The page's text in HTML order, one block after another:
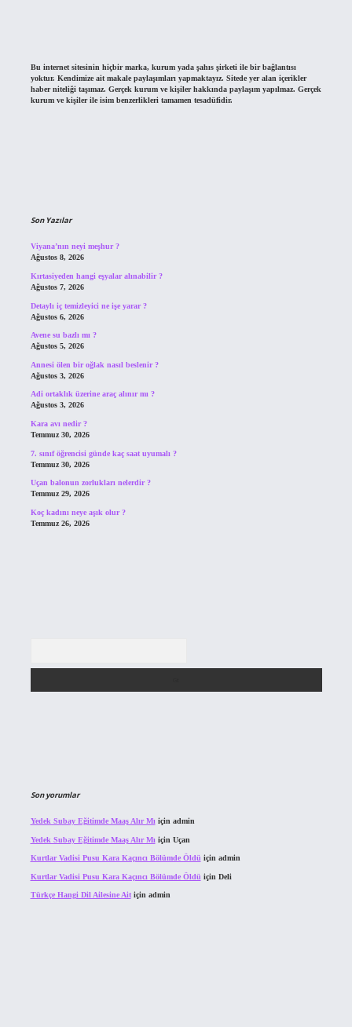
Bu internet sitesinin hiçbir marka, kurum yada şahıs şirketi ile bir bağlantısı
yoktur. Kendimize ait makale paylaşımları yapmaktayız. Sitede yer alan içerikler
haber niteliği taşımaz. Gerçek kurum ve kişiler hakkında paylaşım yapılmaz. Gerçek
kurum ve kişiler ile isim benzerlikleri tamamen tesadüfidir.
Son Yazılar
Viyana’nın neyi meşhur ?
Ağustos 8, 2026
Kırtasiyeden hangi eşyalar alınabilir ?
Ağustos 7, 2026
Detaylı iç temizleyici ne işe yarar ?
Ağustos 6, 2026
Avene su bazlı mı ?
Ağustos 5, 2026
Annesi ölen bir oğlak nasıl beslenir ?
Ağustos 3, 2026
Adi ortaklık üzerine araç alınır mı ?
Ağustos 3, 2026
Kara avı nedir ?
Temmuz 30, 2026
7. sınıf öğrencisi günde kaç saat uyumalı ?
Temmuz 30, 2026
Uçan balonun zorlukları nelerdir ?
Temmuz 29, 2026
Koç kadını neye aşık olur ?
Temmuz 26, 2026
Son yorumlar
Yedek Subay Eğitimde Maaş Alır Mı için admin
Yedek Subay Eğitimde Maaş Alır Mı için Uçan
Kurtlar Vadisi Pusu Kara Kaçıncı Bölümde Öldü için admin
Kurtlar Vadisi Pusu Kara Kaçıncı Bölümde Öldü için Deli
Türkçe Hangi Dil Ailesine Aitiçin admin